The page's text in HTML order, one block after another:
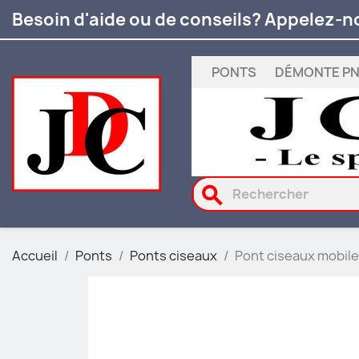
Besoin d'aide ou de conseils? Appelez-
PONTS DÉMONTE
search
Accueil Ponts Ponts ciseaux Pont ciseaux